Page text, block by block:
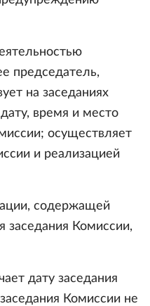
председатель,
на заседаниях
время и место
осуществляет
и реализацией
содержащей
заседания Комиссии,
дату заседания
Комиссии не